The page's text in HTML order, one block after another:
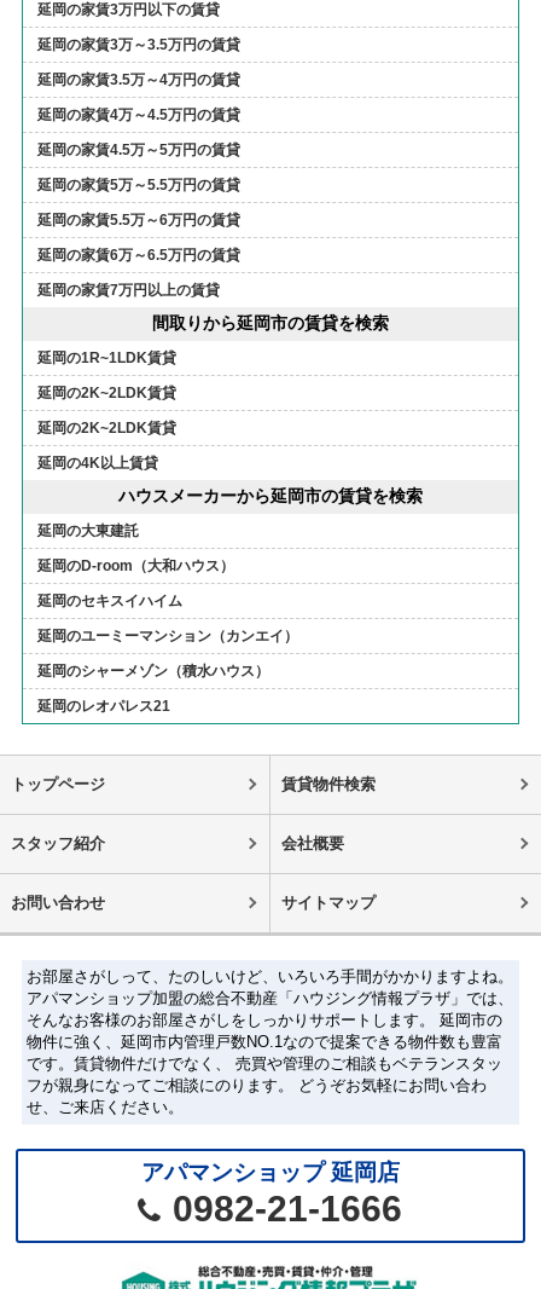
延岡の家賃3万円以下の賃貸
延岡の家賃3万～3.5万円の賃貸
延岡の家賃3.5万～4万円の賃貸
延岡の家賃4万～4.5万円の賃貸
延岡の家賃4.5万～5万円の賃貸
延岡の家賃5万～5.5万円の賃貸
延岡の家賃5.5万～6万円の賃貸
延岡の家賃6万～6.5万円の賃貸
延岡の家賃7万円以上の賃貸
間取りから延岡市の賃貸を検索
延岡の1R~1LDK賃貸
延岡の2K~2LDK賃貸
延岡の2K~2LDK賃貸
延岡の4K以上賃貸
ハウスメーカーから延岡市の賃貸を検索
延岡の大東建託
延岡のD-room（大和ハウス）
延岡のセキスイハイム
延岡のユーミーマンション（カンエイ）
延岡のシャーメゾン（積水ハウス）
延岡のレオパレス21
トップページ 賃貸物件検索
スタッフ紹介 会社概要
お問い合わせ サイトマップ
お部屋さがしって、たのしいけど、いろいろ手間がかかりますよね。
アパマンショップ加盟の総合不動産「ハウジング情報プラザ」では、
そんなお客様のお部屋さがしをしっかりサポートします。 延岡市の
物件に強く、延岡市内管理戸数NO.1なので提案できる物件数も豊富
です。賃貸物件だけでなく、 売買や管理のご相談もベテランスタッ
フが親身になってご相談にのります。 どうぞお気軽にお問い合わ
せ、ご来店ください。
アパマンショップ 延岡店
0982-21-1666